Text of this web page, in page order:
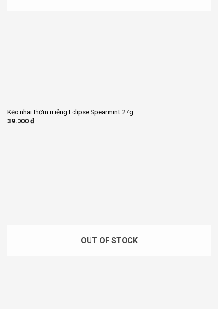
Kẹo nhai thơm miệng Eclipse Spearmint 27g
39.000₫
OUT OF STOCK